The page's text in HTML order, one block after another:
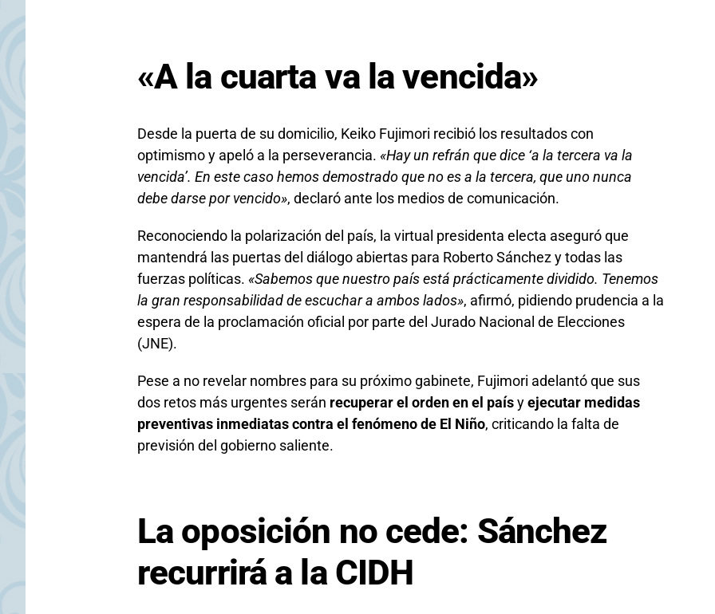
«A la cuarta va la vencida»
Desde la puerta de su domicilio, Keiko Fujimori recibió los resultados con
optimismo y apeló a la perseverancia. «Hay un refrán que dice ‘a la tercera va la
vencida’. En este caso hemos demostrado que no es a la tercera, que uno nunca
debe darse por vencido», declaró ante los medios de comunicación.
Reconociendo la polarización del país, la virtual presidenta electa aseguró que
mantendrá las puertas del diálogo abiertas para Roberto Sánchez y todas las
fuerzas políticas. «Sabemos que nuestro país está prácticamente dividido. Tenemos
la gran responsabilidad de escuchar a ambos lados», afirmó, pidiendo prudencia a la
espera de la proclamación oficial por parte del Jurado Nacional de Elecciones
(JNE).
Pese a no revelar nombres para su próximo gabinete, Fujimori adelantó que sus
dos retos más urgentes serán recuperar el orden en el paísyejecutar medidas
preventivas inmediatas contra el fenómeno de El Niño, criticando la falta de
previsión del gobierno saliente.
La oposición no cede: Sánchez
recurrirá a la CIDH